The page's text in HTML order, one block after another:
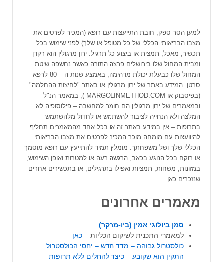
למען הסר ספק, חובת התייעצות עם רופא (המכיר לפרטים את
מצבו הבריאותי הכללי של כל מטופל או שלך) לפני שימוש בכל
תכשיר, מאכל, תמצית או ביצוע כל תרגיל. ירון מרגולין הוא רקדן
ומבית המחול שלו בירושלים פרצה התורה כאשר נחשפה שיטת
המחול שלו כבעלת יכולת מדהימה, באמצע שנות ה – 80 לרפא
סרטן. המידע באתר של ירון מרגולין או באתר "לחיצות ההחלמה"
(בפיסבוק או MARGOLINMETHOD.COM ), במאמר הנ"ל
ובמאמרים של ירון מרגולין הם חומר למחשבה – פילוסופיה לא
המלצה ולא הנחייה לציבור להשתמש או לחדול מלהשתמש
בתרופות – אין במידע באתר זה או בכל אחד מהמאמרים תחליף
להיוועצות עם מומחה מוכר המכיר לפרטים את מצבו הבריאותי
הכללי שלך ושל משפחתך. מומלץ תמיד להתייעץ עם רופא מוסמך
או רוקח בכל הנוגע בכאב, הרגשה רעה או למטרות ואופן השימוש,
במזונות, משחות, תמציות ואפילו בתרגילים, או בתכשירים אחרים
שנזכרים כאן.
מאמרים אחרונים
סמן ביולוגי אמין (ביו-מרקר)
למאמרי התכנית לשיקום הכליות – כאן
כולסטרול גבוהה – מדד חדש – יחסי הכולסטרול
התקין הוא שקובע – כיצד להחלים ללא תרופות